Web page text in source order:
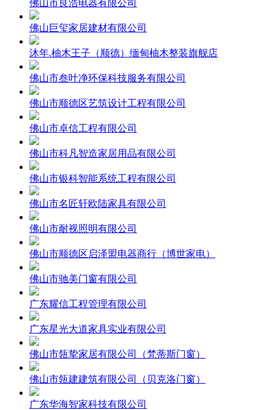
佛山市良浩电器有限公司
佛山巨玺家居建材有限公司
沐年.柚木王子（顺德）缅甸柚木整装旗舰店
佛山市叁叶净环保科技服务有限公司
佛山市顺德区艺筑设计工程有限公司
佛山市卓信工程有限公司
佛山市科凡智造家居用品有限公司
佛山市银科智能系统工程有限公司
佛山市名匠轩欧陆家具有限公司
佛山市耐视照明有限公司
佛山市顺德区启泽盟电器商行（博世家电）
佛山市驰美门窗有限公司
广东耀信工程管理有限公司
广东星光大道家具实业有限公司
佛山市瓴挚家居有限公司（梵蒂斯门窗）
佛山市瓴建建筑有限公司（贝克洛门窗）
广东华海智家科技有限公司